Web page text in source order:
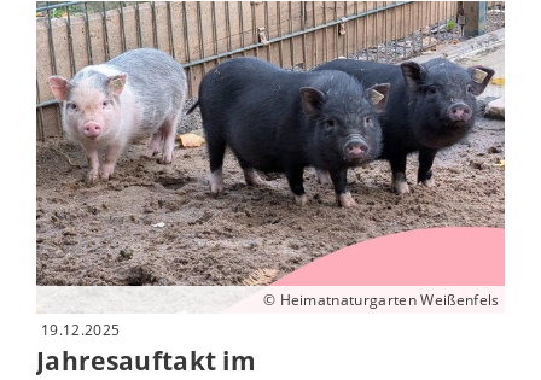
© Heimatnaturgarten Weißenfels
19.12.2025
Jahresauftakt im